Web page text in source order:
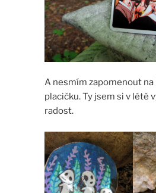
A nesmím zapomenout na
placičku. Ty jsem si v létě
radost.